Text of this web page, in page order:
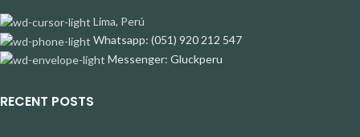
Lima, Perú
Whatsapp: (051) 920 212 547
Messenger: Gluckperu
RECENT POSTS